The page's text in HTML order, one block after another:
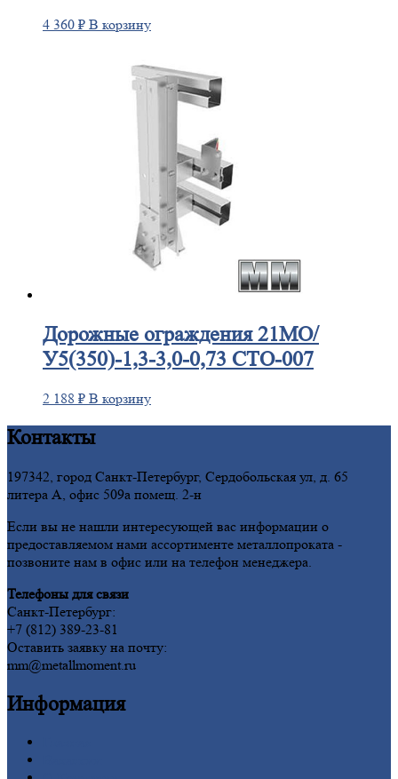
4 360 ₽ В корзину
Дорожные ограждения 21МО/
У5(350)-1,3-3,0-0,73 СТО-007
2 188 ₽ В корзину
Контакты
197342, город Санкт-Петербург, Сердобольская ул, д. 65
литера А, офис 509а помещ. 2-н
Если вы не нашли интересующей вас информации о
предоставляемом нами ассортименте металлопроката -
позвоните нам в офис или на телефон менеджера.
Телефоны для связи
Санкт-Петербург:
+7 (812) 389-23-81
Оставить заявку на почту:
mm@metallmoment.ru
Информация